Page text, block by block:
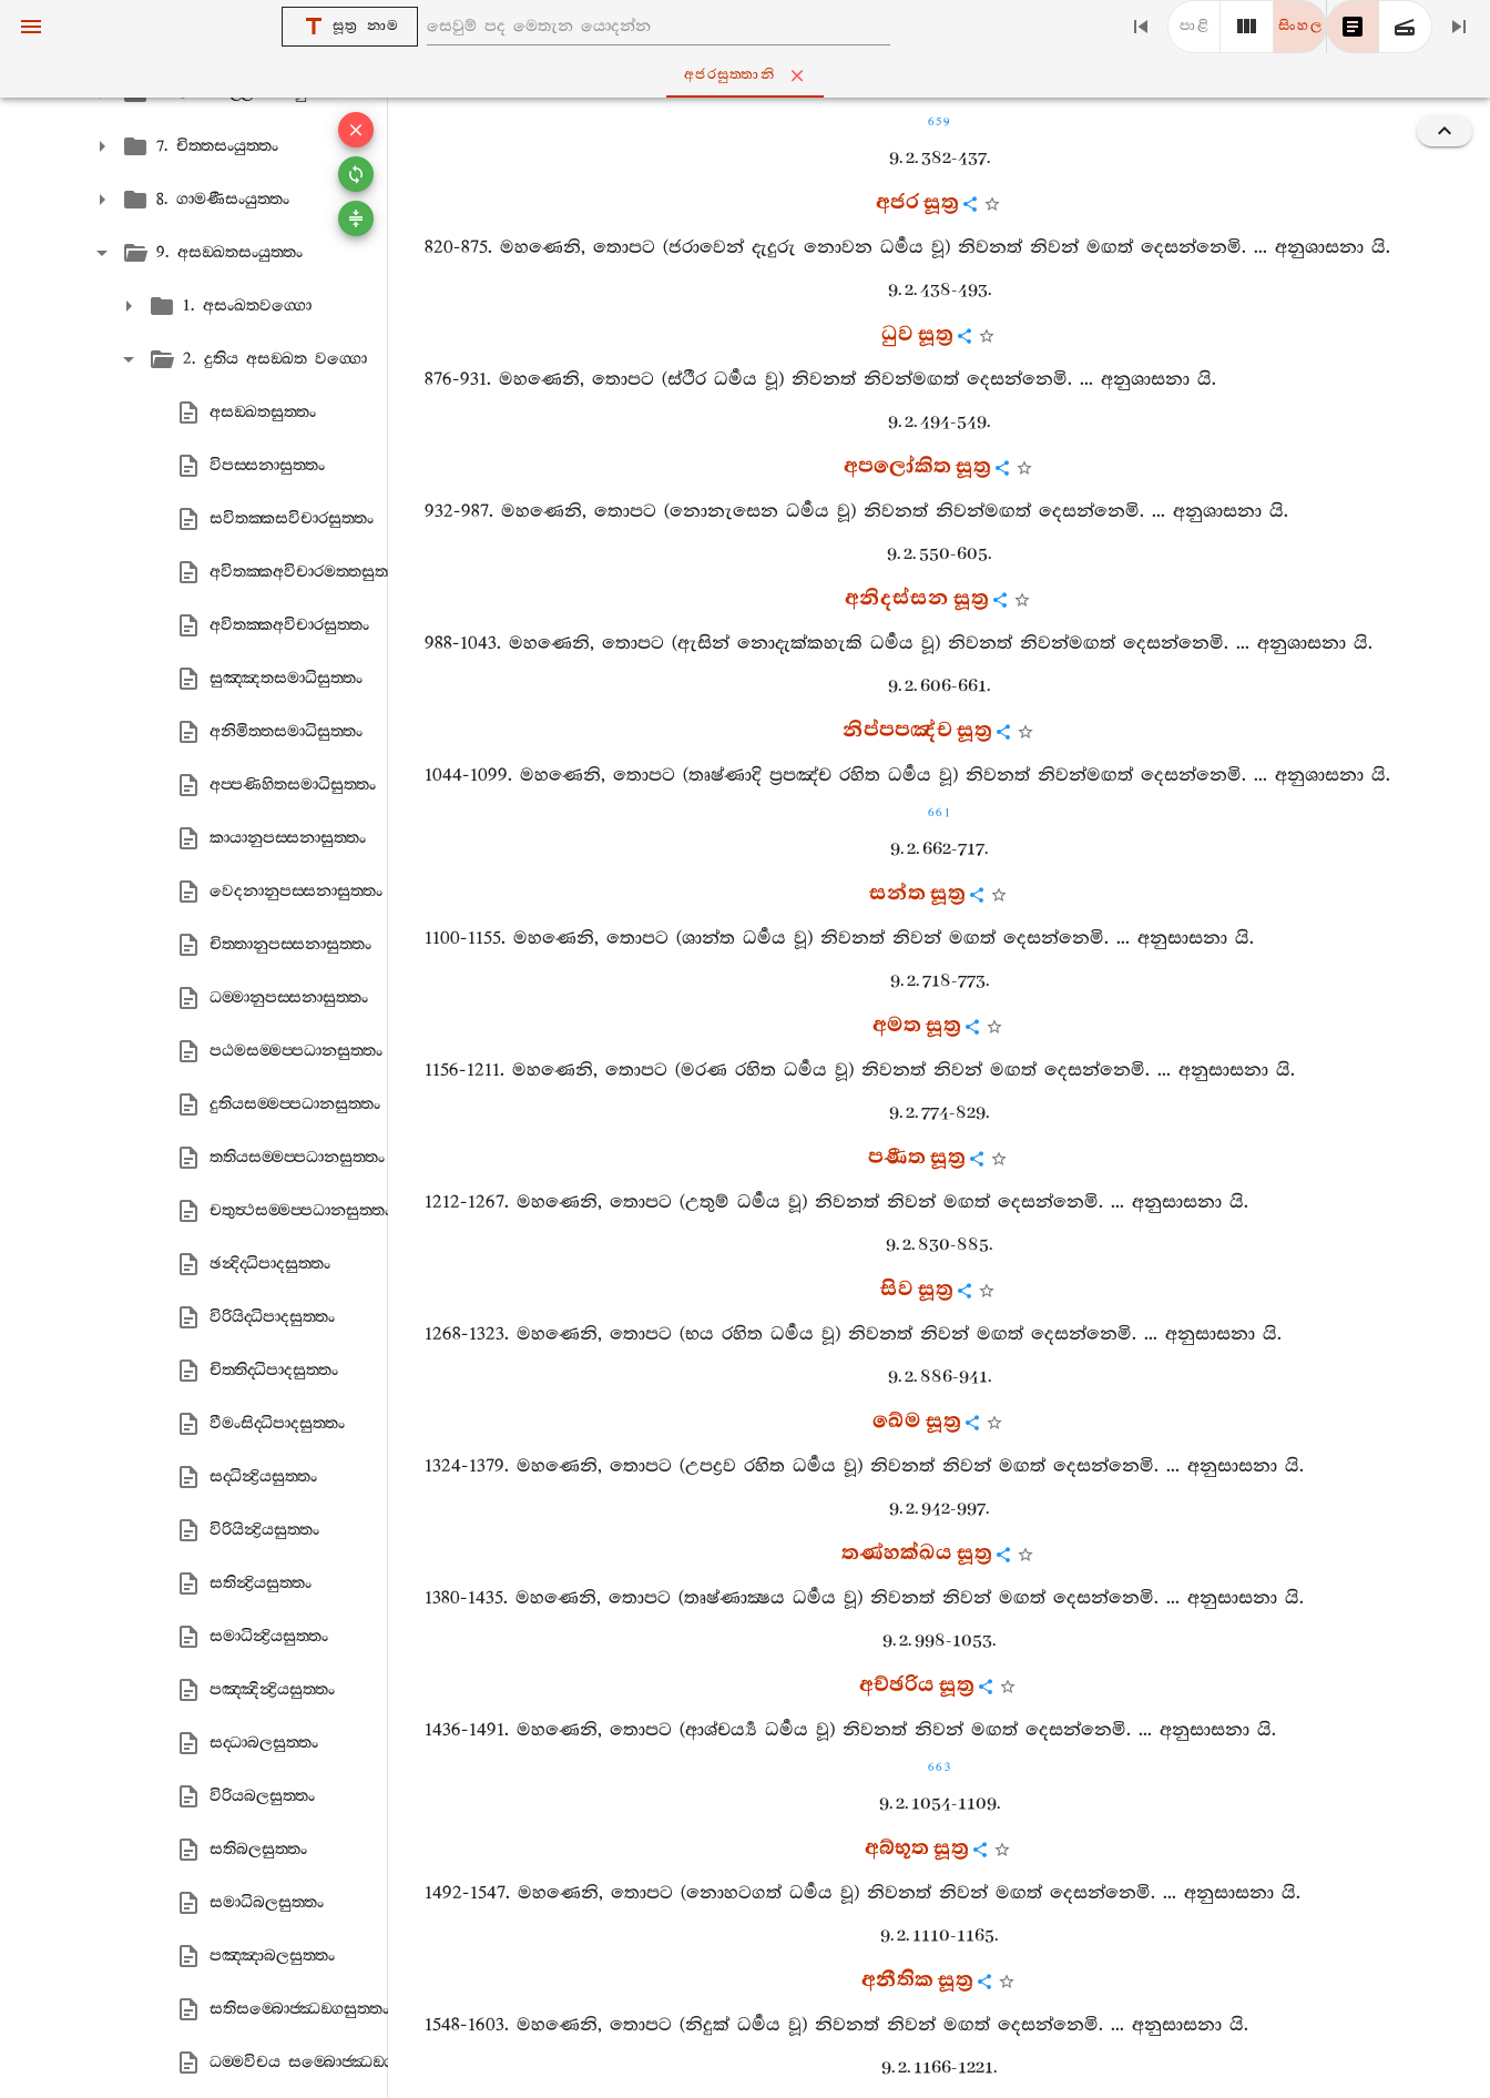
සූත්‍ර නාම පාළි සිංහල
අජරසුත‍්තානි
5. සාමණ‍්ඩකානි සංයුත‍්තං
6. මොග‍්ගල‍්ලානසංයුත‍්තං
7. චිත‍්තසංයුත‍්තං
8. ගාමණීසංයුත‍්තං
9. අසඞ‍්ඛතසංයුත‍්තං
1. අසංඛතවග‍්ගො
2. දුතිය අසඞ‍්ඛත වග‍්ගො
අසඞ‍්ඛතසුත‍්තං
විපස‍්සනාසුත‍්තං
සවිතක‍්කසවිචාරසුත‍්තං
අවිතක‍්කඅවිචාරමත‍්තසුත‍්තං
අවිතක‍්කඅවිචාරසුත‍්තං
සුඤ‍්ඤතසමාධිසුත‍්තං
අනිමිත‍්තසමාධිසුත‍්තං
අප‍්පණිහිතසමාධිසුත‍්තං
කායානුපස‍්සනාසුත‍්තං
වෙදනානුපස‍්සනාසුත‍්තං
චිත‍්තානුපස‍්සනාසුත‍්තං
ධම‍්මානුපස‍්සනාසුත‍්තං
පඨමසම‍්මප‍්පධානසුත‍්තං
දුතියසම‍්මප‍්පධානසුත‍්තං
තතියසම‍්මප‍්පධානසුත‍්තං
චතුත්‍ථසම‍්මප‍්පධානසුත‍්තං
ඡන්‍දිද‍්ධිපාදසුත‍්තං
විරියිද‍්ධිපාදසුත‍්තං
චිත‍්තිද‍්ධිපාදසුත‍්තං
වීමංසිද‍්ධිපාදසුත‍්තං
සද‍්ධින්‍ද්‍රියසුත‍්තං
විරියින්‍ද්‍රියසුත‍්තං
සතින්‍ද්‍රියසුත‍්තං
සමාධින්‍ද්‍රියසුත‍්තං
පඤ‍්ඤින්‍ද්‍රියසුත‍්තං
සද‍්ධාබලසුත‍්තං
විරියබලසුත‍්තං
සතිබලසුත‍්තං
සමාධිබලසුත‍්තං
පඤ‍්ඤාබලසුත‍්තං
සතිසම‍්බොජ‍්ඣඞ‍්ගසුත‍්තං
ධම‍්මවිචය සම‍්බොජ‍්ඣඞ‍්ගසුත‍්තං
659
9. 2. 382-437.
අජර සූත්‍ර
820-875. මහණෙනි, තොපට (ජරාවෙන් දැදුරු නොවන ධර්‍මය වූ) නිවනත් නිවන් මඟත් දෙසන්නෙමි. ... අනුශාසනා යි.
9. 2. 438-493.
ධුව සූත්‍ර
876-931. මහණෙනි, තොපට (ස්ථීර ධර්‍මය වූ) නිවනත් නිවන්මඟත් දෙසන්නෙමි. ... අනුශාසනා යි.
9. 2. 494-549.
අපලෝකිත සූත්‍ර
932-987. මහණෙනි, තොපට (නොනැසෙන ධර්‍මය වූ) නිවනත් නිවන්මඟත් දෙසන්නෙමි. ... අනුශාසනා යි.
9. 2. 550-605.
අනිදස්සන සූත්‍ර
988-1043. මහණෙනි, තොපට (ඇසින් නොදැක්කහැකි ධර්‍මය වූ) නිවනත් නිවන්මඟත් දෙසන්නෙමි. ... අනුශාසනා යි.
9. 2. 606-661.
නිප්පපඤ්ච සූත්‍ර
1044-1099. මහණෙනි, තොපට (තෘෂ්ණාදි ප්‍රපඤ්ච රහිත ධර්‍මය වූ) නිවනත් නිවන්මඟත් දෙසන්නෙමි. ... අනුශාසනා යි.
661
9. 2. 662-717.
සන්ත සූත්‍ර
1100-1155. මහණෙනි, තොපට (ශාන්ත ධර්‍මය වූ) නිවනත් නිවන් මඟත් දෙසන්නෙමි. ... අනුසාසනා යි.
9. 2. 718-773.
අමත සූත්‍ර
1156-1211. මහණෙනි, තොපට (මරණ රහිත ධර්‍මය වූ) නිවනත් නිවන් මඟත් දෙසන්නෙමි. ... අනුසාසනා යි.
9. 2. 774-829.
පණීත සූත්‍ර
1212-1267. මහණෙනි, තොපට (උතුම් ධර්‍මය වූ) නිවනත් නිවන් මඟත් දෙසන්නෙමි. ... අනුසාසනා යි.
9. 2. 830-885.
සිව සූත්‍ර
1268-1323. මහණෙනි, තොපට (භය රහිත ධර්‍මය වූ) නිවනත් නිවන් මඟත් දෙසන්නෙමි. ... අනුසාසනා යි.
9. 2. 886-941.
ඛේම සූත්‍ර
1324-1379. මහණෙනි, තොපට (උපද්‍රව රහිත ධර්‍මය වූ) නිවනත් නිවන් මඟත් දෙසන්නෙමි. ... අනුසාසනා යි.
9. 2. 942-997.
තණ්හක්ඛය සූත්‍ර
1380-1435. මහණෙනි, තොපට (තෘෂ්ණාක්‍ෂය ධර්‍මය වූ) නිවනත් නිවන් මඟත් දෙසන්නෙමි. ... අනුසාසනා යි.
9. 2. 998-1053.
අච්ඡරිය සූත්‍ර
1436-1491. මහණෙනි, තොපට (ආශ‍්චර්‍ය්‍ය ධර්‍මය වූ) නිවනත් නිවන් මඟත් දෙසන්නෙමි. ... අනුසාසනා යි.
663
9. 2. 1054-1109.
අබ්භූත සූත්‍ර
1492-1547. මහණෙනි, තොපට (නොහටගත් ධර්‍මය වූ) නිවනත් නිවන් මඟත් දෙසන්නෙමි. ... අනුසාසනා යි.
9. 2. 1110-1165.
අනීතික සූත්‍ර
1548-1603. මහණෙනි, තොපට (නිදුක් ධර්‍මය වූ) නිවනත් නිවන් මඟත් දෙසන්නෙමි. ... අනුසාසනා යි.
9. 2. 1166-1221.